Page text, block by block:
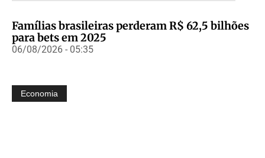
Economia
Famílias brasileiras perderam R$ 62,5 bilhões
para bets em 2025
06/08/2026 - 05:35